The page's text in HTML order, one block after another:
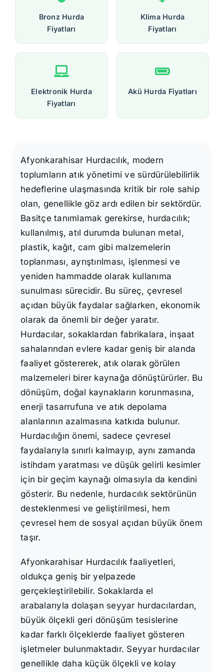
Bronz Hurda
Fiyatları
Klima Hurda
Fiyatları
Elektronik Hurda
Fiyatları
Akü Hurda Fiyatları
Afyonkarahisar Hurdacılık, modern
toplumların atık yönetimi ve sürdürülebilirlik
hedeflerine ulaşmasında kritik bir role sahip
olan, genellikle göz ardı edilen bir sektördür.
Basitçe tanımlamak gerekirse, hurdacılık;
kullanılmış, atıl durumda bulunan metal,
plastik, kağıt, cam gibi malzemelerin
toplanması, ayrıştırılması, işlenmesi ve
yeniden hammadde olarak kullanıma
sunulması sürecidir. Bu süreç, çevresel
açıdan büyük faydalar sağlarken, ekonomik
olarak da önemli bir değer yaratır.
Hurdacılar, sokaklardan fabrikalara, inşaat
sahalarından evlere kadar geniş bir alanda
faaliyet göstererek, atık olarak görülen
malzemeleri birer kaynağa dönüştürürler. Bu
dönüşüm, doğal kaynakların korunmasına,
enerji tasarrufuna ve atık depolama
alanlarının azalmasına katkıda bulunur.
Hurdacılığın önemi, sadece çevresel
faydalarıyla sınırlı kalmayıp, aynı zamanda
istihdam yaratması ve düşük gelirli kesimler
için bir geçim kaynağı olmasıyla da kendini
gösterir. Bu nedenle, hurdacılık sektörünün
desteklenmesi ve geliştirilmesi, hem
çevresel hem de sosyal açıdan büyük önem
taşır.
Afyonkarahisar Hurdacılık faaliyetleri,
oldukça geniş bir yelpazede
gerçekleştirilebilir. Sokaklarda el
arabalarıyla dolaşan seyyar hurdacılardan,
büyük ölçekli geri dönüşüm tesislerine
kadar farklı ölçeklerde faaliyet gösteren
işletmeler bulunmaktadır. Seyyar hurdacılar
genellikle daha küçük ölçekli ve kolay